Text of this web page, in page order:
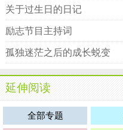
关于过生日的日记
励志节目主持词
孤独迷茫之后的成长蜕变
延伸阅读
全部专题